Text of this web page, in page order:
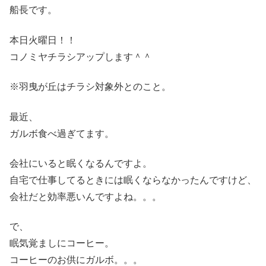
船長です。
本日火曜日！！
コノミヤチラシアップします＾＾
※羽曳が丘はチラシ対象外とのこと。
最近、
ガルボ食べ過ぎてます。
会社にいると眠くなるんですよ。
自宅で仕事してるときには眠くならなかったんですけど、
会社だと効率悪いんですよね。。。
で、
眠気覚ましにコーヒー。
コーヒーのお供にガルボ。。。